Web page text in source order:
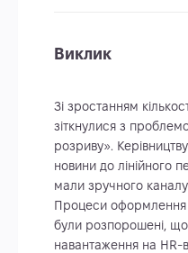
Виклик
Зі зростанням
зіткнулися з
розриву».
новини до лінійного
мали зручного каналу
Процеси оформлення
були розпорошені,
навантаження на HR-